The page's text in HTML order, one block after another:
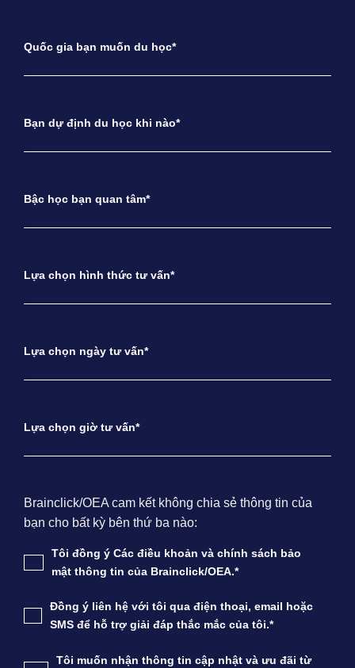
Quốc gia bạn muốn du học*
Bạn dự định du học khi nào*
Bậc học bạn quan tâm*
Lựa chọn hình thức tư vấn*
Lựa chọn ngày tư vấn*
Lựa chọn giờ tư vấn*
Brainclick/OEA cam kết không chia sẻ thông tin của
bạn cho bất kỳ bên thứ ba nào:
Tôi đồng ý Các điều khoản và chính sách bảo
mật thông tin của Brainclick/OEA.*
Đồng ý liên hệ với tôi qua điện thoại, email hoặc
SMS để hỗ trợ giải đáp thắc mắc của tôi.*
Tôi muốn nhận thông tin cập nhật và ưu đãi từ